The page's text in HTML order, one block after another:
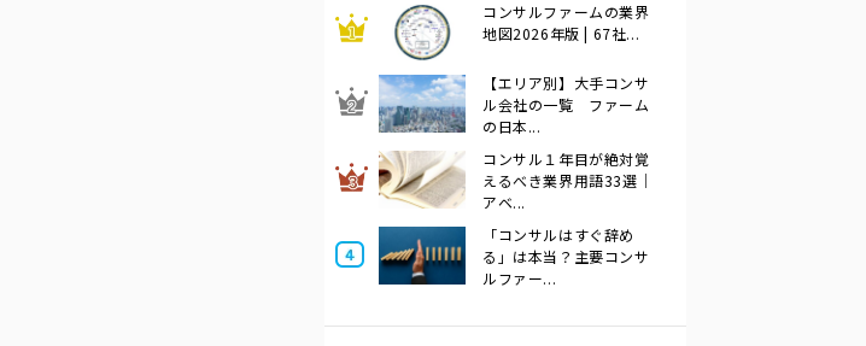
コンサルファームの業界
地図2026年版 | 67社...
【エリア別】大手コンサ
ル会社の一覧 ファーム
の日本...
コンサル１年目が絶対覚
えるべき業界用語33選｜
アベ...
「コンサルはすぐ辞め
る」は本当？主要コンサ
ルファー...